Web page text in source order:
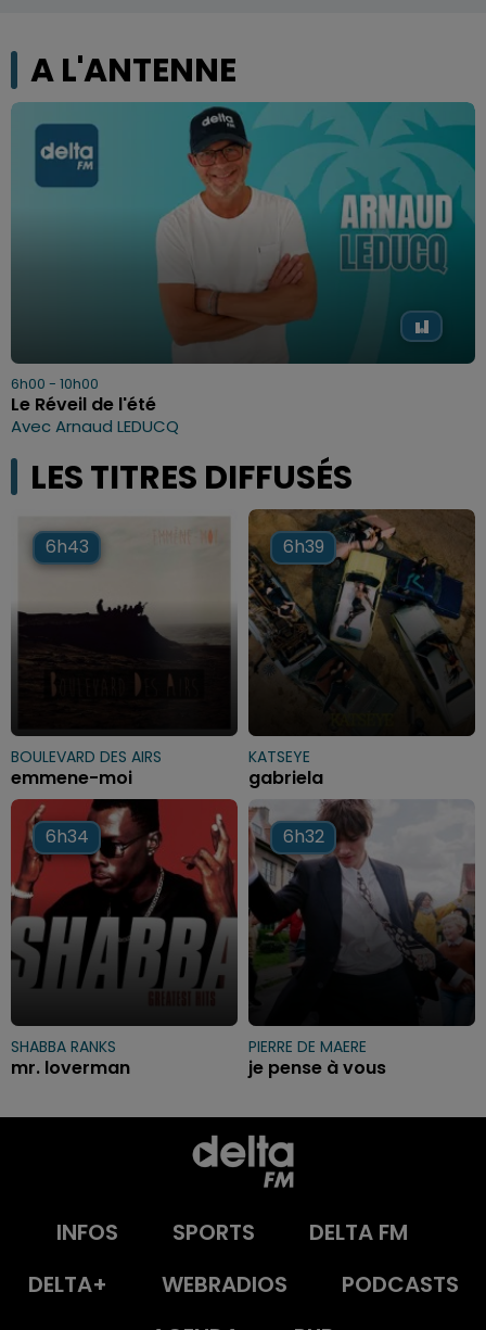
A L'ANTENNE
6h00 - 10h00
Le Réveil de l'été
Avec Arnaud LEDUCQ
LES TITRES DIFFUSÉS
6h43
6h43
BOULEVARD DES AIRS
emmene-moi
6h39
6h39
KATSEYE
gabriela
6h34
6h34
SHABBA RANKS
mr. loverman
6h32
6h32
PIERRE DE MAERE
je pense à vous
INFOS SPORTS
DELTA FM
DELTA+
WEBRADIOS
PODCASTS